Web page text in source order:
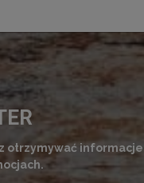
otrzymywać informacje